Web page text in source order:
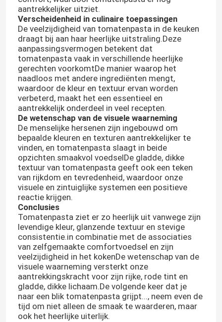
aantrekkelijker uitziet.
Verscheidenheid in culinaire toepassingen
De veelzijdigheid van tomatenpasta in de keuken
draagt bij aan haar heerlijke uitstraling.Deze
aanpassingsvermogen betekent dat
tomatenpasta vaak in verschillende heerlijke
gerechten voorkomtDe manier waarop het
naadloos met andere ingrediënten mengt,
waardoor de kleur en textuur ervan worden
verbeterd, maakt het een essentieel en
aantrekkelijk onderdeel in veel recepten.
De wetenschap van de visuele waarneming
De menselijke hersenen zijn ingebouwd om
bepaalde kleuren en texturen aantrekkelijker te
vinden, en tomatenpasta slaagt in beide
opzichten.smaakvol voedselDe gladde, dikke
textuur van tomatenpasta geeft ook een teken
van rijkdom en tevredenheid, waardoor onze
visuele en zintuiglijke systemen een positieve
reactie krijgen.
Conclusies
Tomatenpasta ziet er zo heerlijk uit vanwege zijn
levendige kleur, glanzende textuur en stevige
consistentie.in combinatie met de associaties
van zelfgemaakte comfortvoedsel en zijn
veelzijdigheid in het kokenDe wetenschap van de
visuele waarneming versterkt onze
aantrekkingskracht voor zijn rijke, rode tint en
gladde, dikke lichaam.De volgende keer dat je
naar een blik tomatenpasta grijpt..., neem even de
tijd om niet alleen de smaak te waarderen, maar
ook het heerlijke uiterlijk.